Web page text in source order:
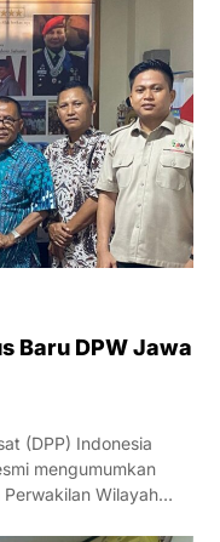
Baru DPW Jawa
(DPP) Indonesia
mengumumkan
Wilayah…